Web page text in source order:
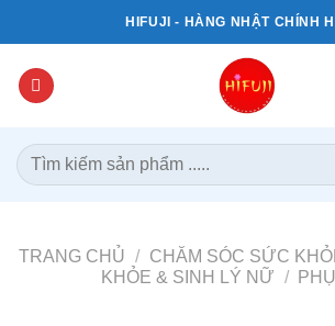
qua
dung
HIFUJI - HÀNG NHẬT CHÍNH
Tìm
kiếm:
TRANG CHỦ / CHĂM SÓC SỨC
KHỎE & SINH LÝ NỮ /